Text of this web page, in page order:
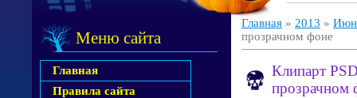
Меню сайта
Главная
Правила сайта
Главная » 2013 »
прозрачном фоне
Клипарт
прозрачном